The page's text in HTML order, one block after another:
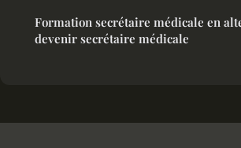
Formation secrétaire médicale en
devenir secrétaire médicale